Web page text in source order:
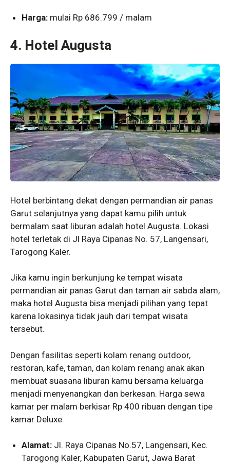
Harga: mulai Rp 686.799 / malam
4. Hotel Augusta
Hotel berbintang dekat dengan permandian air panas
Garut selanjutnya yang dapat kamu pilih untuk
bermalam saat liburan adalah hotel Augusta. Lokasi
hotel terletak di Jl Raya Cipanas No. 57, Langensari,
Tarogong Kaler.
Jika kamu ingin berkunjung ke tempat wisata
permandian air panas Garut dan taman air sabda alam,
maka hotel Augusta bisa menjadi pilihan yang tepat
karena lokasinya tidak jauh dari tempat wisata
tersebut.
Dengan fasilitas seperti kolam renang outdoor,
restoran, kafe, taman, dan kolam renang anak akan
membuat suasana liburan kamu bersama keluarga
menjadi menyenangkan dan berkesan. Harga sewa
kamar per malam berkisar Rp 400 ribuan dengan tipe
kamar Deluxe.
Alamat: Jl. Raya Cipanas No.57, Langensari, Kec.
Tarogong Kaler, Kabupaten Garut, Jawa Barat